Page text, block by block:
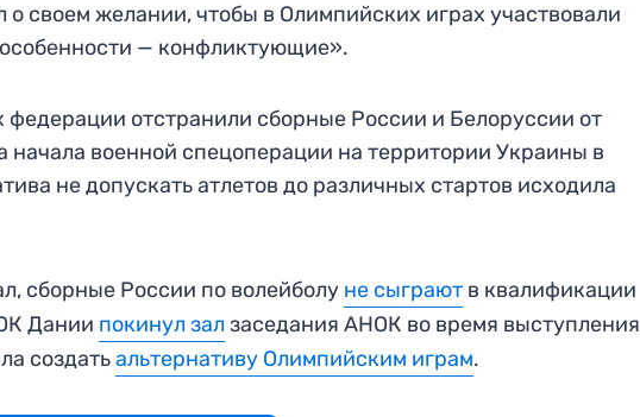
о своем желании, чтобы в Олимпийских играх участвовали
— конфликтующие».
отстранили сборные России и Белоруссии от
военной спецоперации на территории Украины в
не допускать атлетов до различных стартов исходила
сборные России по волейболу не сыграютв квалификации
Дании покинул залзаседания АНОК во время выступления
создатьальтернативу Олимпийским играм.